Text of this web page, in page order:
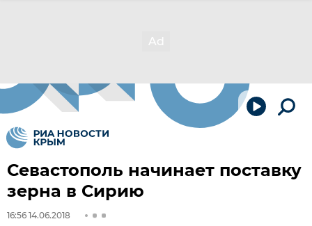
Севастополь начинает поставку
зерна в Сирию
16:56 14.06.2018